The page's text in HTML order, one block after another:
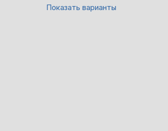
Показать варианты